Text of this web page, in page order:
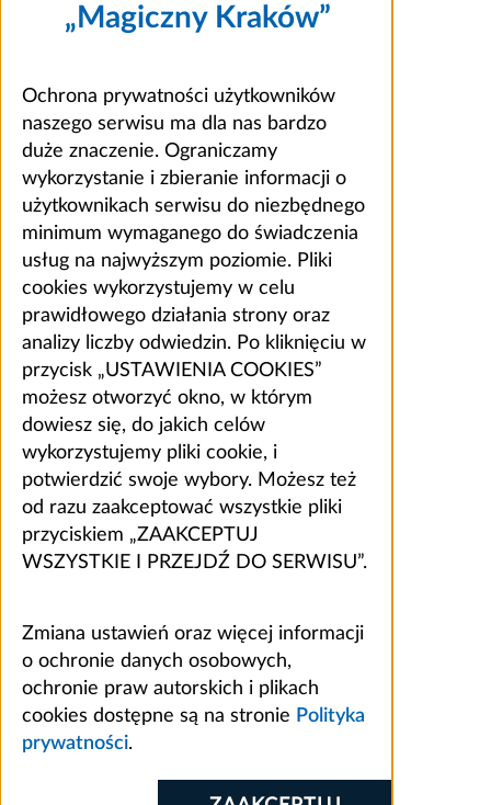
„Magiczny Kraków”
Ochrona prywatności użytkowników
naszego serwisu ma dla nas bardzo
duże znaczenie. Ograniczamy
wykorzystanie i zbieranie informacji o
użytkownikach serwisu do niezbędnego
minimum wymaganego do świadczenia
usług na najwyższym poziomie. Pliki
cookies wykorzystujemy w celu
prawidłowego działania strony oraz
analizy liczby odwiedzin. Po kliknięciu w
przycisk „USTAWIENIA COOKIES”
możesz otworzyć okno, w którym
dowiesz się, do jakich celów
wykorzystujemy pliki cookie, i
potwierdzić swoje wybory. Możesz też
od razu zaakceptować wszystkie pliki
przyciskiem „ZAAKCEPTUJ
WSZYSTKIE I PRZEJDŹ DO SERWISU”.
Zmiana ustawień oraz więcej informacji
o ochronie danych osobowych,
ochronie praw autorskich i plikach
cookies dostępne są na stronie Polityka
prywatności.